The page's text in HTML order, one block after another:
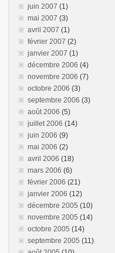
juin 2007 (1)
mai 2007 (3)
avril 2007 (1)
février 2007 (2)
janvier 2007 (1)
décembre 2006 (4)
novembre 2006 (7)
octobre 2006 (3)
septembre 2006 (3)
août 2006 (5)
juillet 2006 (14)
juin 2006 (9)
mai 2006 (2)
avril 2006 (18)
mars 2006 (6)
février 2006 (21)
janvier 2006 (12)
décembre 2005 (10)
novembre 2005 (14)
octobre 2005 (14)
septembre 2005 (11)